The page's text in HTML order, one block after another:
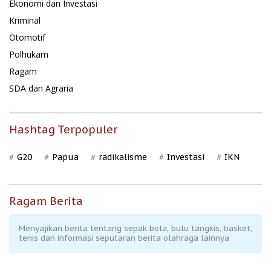
Ekonomi dan Investasi
Kriminal
Otomotif
Polhukam
Ragam
SDA dan Agraria
Hashtag Terpopuler
G20 Papua radikalisme Investasi IKN
Ragam Berita
Menyajikan berita tentang sepak bola, bulu tangkis, basket,
tenis dan informasi seputaran berita olahraga lainnya